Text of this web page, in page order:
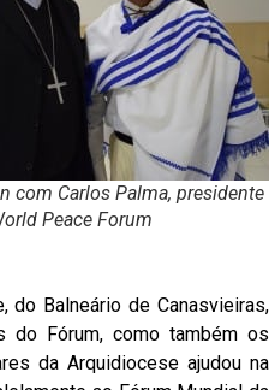
com Carlos Palma, presidente
Peace Forum
do Balneário de Canasvieiras,
do Fórum, como também os
da Arquidiocese ajudou na